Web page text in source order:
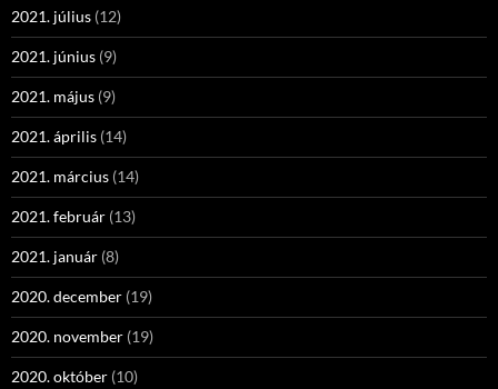
2021. július (12)
2021. június (9)
2021. május (9)
2021. április (14)
2021. március (14)
2021. február (13)
2021. január (8)
2020. december (19)
2020. november (19)
2020. október (10)